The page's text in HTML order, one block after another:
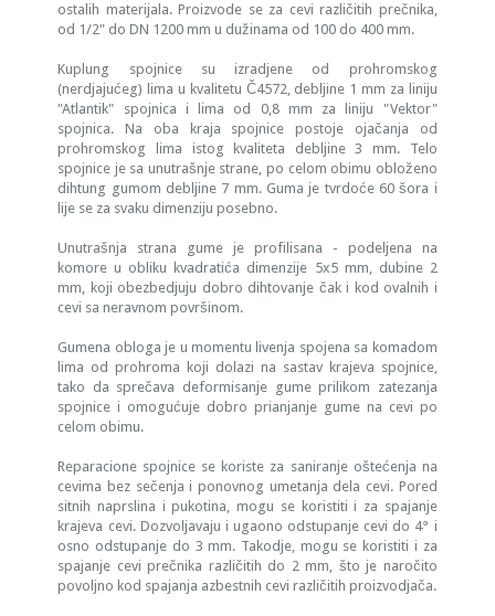
ostalih materijala. Proizvode se za cevi različitih prečnika,
od 1/2" do DN 1200 mm u dužinama od 100 do 400 mm.
Kuplung spojnice su izradjene od prohromskog
(nerdjajućeg) lima u kvalitetu Č4572, debljine 1 mm za liniju
"Atlantik" spojnica i lima od 0,8 mm za liniju "Vektor"
spojnica. Na oba kraja spojnice postoje ojačanja od
prohromskog lima istog kvaliteta debljine 3 mm. Telo
spojnice je sa unutrašnje strane, po celom obimu obloženo
dihtung gumom debljine 7 mm. Guma je tvrdoće 60 šora i
lije se za svaku dimenziju posebno.
Unutrašnja strana gume je profilisana - podeljena na
komore u obliku kvadratića dimenzije 5x5 mm, dubine 2
mm, koji obezbedjuju dobro dihtovanje čak i kod ovalnih i
cevi sa neravnom površinom.
Gumena obloga je u momentu livenja spojena sa komadom
lima od prohroma koji dolazi na sastav krajeva spojnice,
tako da sprečava deformisanje gume prilikom zatezanja
spojnice i omogućuje dobro prianjanje gume na cevi po
celom obimu.
Reparacione spojnice se koriste za saniranje oštećenja na
cevima bez sečenja i ponovnog umetanja dela cevi. Pored
sitnih naprslina i pukotina, mogu se koristiti i za spajanje
krajeva cevi. Dozvoljavaju i ugaono odstupanje cevi do 4° i
osno odstupanje do 3 mm. Takodje, mogu se koristiti i za
spajanje cevi prečnika različitih do 2 mm, što je naročito
povoljno kod spajanja azbestnih cevi različitih proizvodjača.